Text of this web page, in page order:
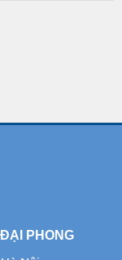
PHONG